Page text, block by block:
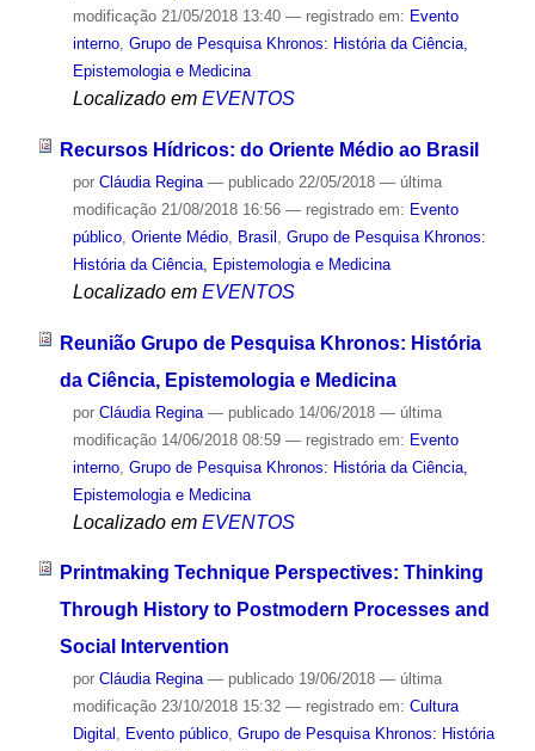
modificação21/05/2018 13:40 — registrado em: Evento
interno, Grupo de Pesquisa Khronos: História da Ciência,
Epistemologia e Medicina
Localizado em EVENTOS
Recursos Hídricos: do Oriente Médio ao Brasil
por Cláudia Regina — publicado22/05/2018 — última
modificação21/08/2018 16:56 — registrado em: Evento
público, Oriente Médio, Brasil , Grupo de Pesquisa Khronos:
História da Ciência, Epistemologia e Medicina
Localizado em EVENTOS
Reunião Grupo de Pesquisa Khronos: História
da Ciência, Epistemologia e Medicina
por Cláudia Regina — publicado14/06/2018 — última
modificação14/06/2018 08:59 — registrado em: Evento
interno, Grupo de Pesquisa Khronos: História da Ciência,
Epistemologia e Medicina
Localizado em EVENTOS
Printmaking Technique Perspectives: Thinking
Through History to Postmodern Processes and
Social Intervention
por Cláudia Regina — publicado19/06/2018 — última
modificação23/10/2018 15:32 — registrado em: Cultura
Digital , Evento público, Grupo de Pesquisa Khronos: História